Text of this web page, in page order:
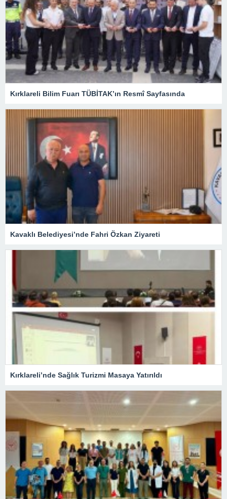
Kırklareli Bilim Fuarı TÜBİTAK’ın Resmî Sayfasında
Kavaklı Belediyesi’nde Fahri Özkan Ziyareti
Kırklareli’nde Sağlık Turizmi Masaya Yatırıldı